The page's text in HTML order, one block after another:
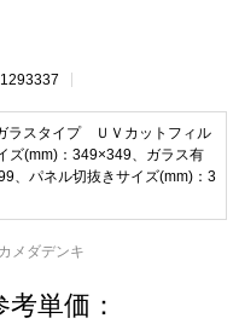
ラスタイプ ＵＶカットフィル
ズ(mm)：349×349、ガラス有
、パネル切抜きサイズ(mm)：3
カメダデンキ
考単価：